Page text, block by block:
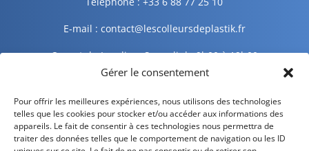
Gérer le consentement
Pour offrir les meilleures expériences, nous utilisons des technologies
telles que les cookies pour stocker et/ou accéder aux informations des
appareils. Le fait de consentir à ces technologies nous permettra de
traiter des données telles que le comportement de navigation ou les ID
E-mail : contact@lescolleursdeplastik.fr
Ouvert du Lundi au Samedi de 9h00 à 19h00
Informations légales
Mentions légales